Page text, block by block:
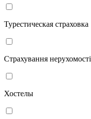
Турестическая страховка
Страхування нерухомості
Хостелы